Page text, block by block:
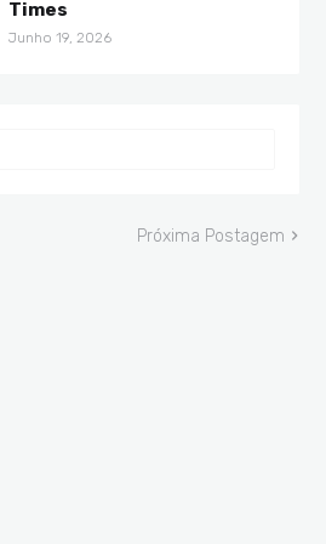
Times
Junho 19, 2026
Próxima Postagem